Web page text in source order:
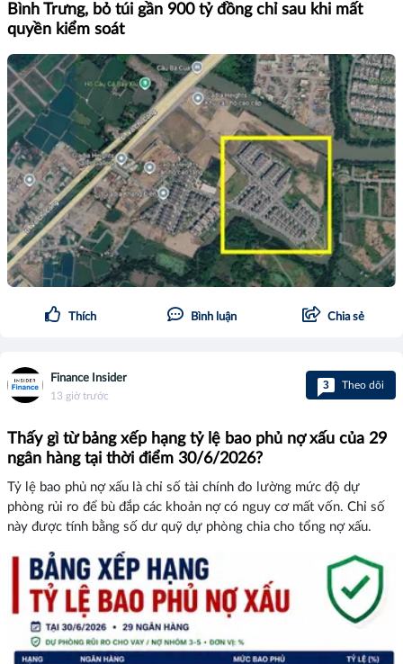
Bình Trưng, bỏ túi gần 900 tỷ đồng chỉ sau khi mất
quyền kiểm soát
Thích Bình luận Chia sẻ
Finance Insider
13 giờ trước
3 Theo dõi
Thấy gì từ bảng xếp hạng tỷ lệ bao phủ nợ xấu của 29
ngân hàng tại thời điểm 30/6/2026?
Tỷ lệ bao phủ nợ xấu là chỉ số tài chính đo lường mức độ dự
phòng rủi ro để bù đắp các khoản nợ có nguy cơ mất vốn. Chỉ số
này được tính bằng số dư quỹ dự phòng chia cho tổng nợ xấu.